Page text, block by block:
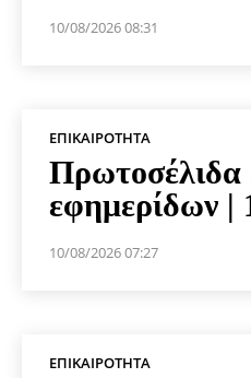
10/08/2026 08:31
ΕΠΙΚΑΙΡΌΤΗΤΑ
Πρωτοσέλιδα
εφημερίδων |
10/08/2026 07:27
ΕΠΙΚΑΙΡΌΤΗΤΑ